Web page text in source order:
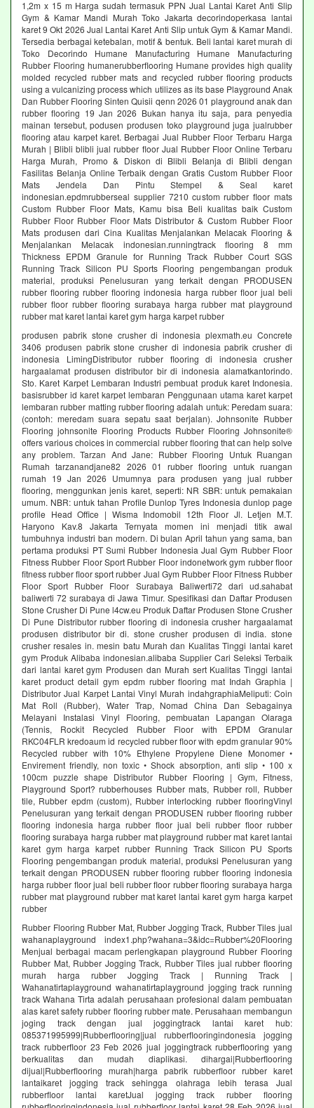
1,2m x 15 m Harga sudah termasuk PPN Jual Lantai Karet Anti Slip
Gym & Kamar Mandi Murah Toko Jakarta decorindoperkasa lantai
karet 9 Okt 2026 Jual Lantai Karet Anti Slip untuk Gym & Kamar Mandi.
Tersedia berbagai ketebalan, motif & bentuk. Beli lantai karet murah di
Toko Decorindo Humane Manufacturing Humane Manufacturing
Rubber Flooring humanerubberflooring Humane provides high quality
molded recycled rubber mats and recycled rubber flooring products
using a vulcanizing process which utilizes as its base Playground Anak
Dan Rubber Flooring Sinten Quisii qenn 2026 01 playground anak dan
rubber flooring 19 Jan 2026 Bukan hanya itu saja, para penyedia
mainan tersebut, podusen produsen toko playground juga jualrubber
flooring atau karpet karet. Berbagai Jual Rubber Floor Terbaru Harga
Murah | Blibli blibli jual rubber floor Jual Rubber Floor Online Terbaru
Harga Murah, Promo & Diskon di Blibli Belanja di Blibli dengan
Fasilitas Belanja Online Terbaik dengan Gratis Custom Rubber Floor
Mats Jendela Dan Pintu Stempel & Seal karet
indonesian.epdmrubberseal supplier 7210 custom rubber floor mats
Custom Rubber Floor Mats, Kamu bisa Beli kualitas baik Custom
Rubber Floor Rubber Floor Mats Distributor & Custom Rubber Floor
Mats produsen dari Cina Kualitas Menjalankan Melacak Flooring &
Menjalankan Melacak indonesian.runningtrack flooring 8 mm
Thickness EPDM Granule for Running Track Rubber Court SGS
Running Track Silicon PU Sports Flooring pengembangan produk
material, produksi Penelusuran yang terkait dengan PRODUSEN
rubber flooring rubber flooring indonesia harga rubber floor jual beli
rubber floor rubber flooring surabaya harga rubber mat playground
rubber mat karet lantai karet gym harga karpet rubber
produsen pabrik stone crusher di indonesia plexmath.eu Concrete
3406 produsen pabrik stone crusher di indonesia pabrik crusher di
indonesia LimingDistributor rubber flooring di indonesia crusher
hargaalamat produsen distributor bir di indonesia alamatkantorindo.
Sto. Karet Karpet Lembaran Industri pembuat produk karet Indonesia.
basisrubber id karet karpet lembaran Penggunaan utama karet karpet
lembaran rubber matting rubber flooring adalah untuk: Peredam suara:
(contoh: meredam suara sepatu saat berjalan). Johnsonite Rubber
Flooring johnsonite Flooring Products Rubber Flooring Johnsonite®
offers various choices in commercial rubber flooring that can help solve
any problem. Tarzan And Jane: Rubber Flooring Untuk Ruangan
Rumah tarzanandjane82 2026 01 rubber flooring untuk ruangan
rumah 19 Jan 2026 Umumnya para produsen yang jual rubber
flooring, menggunkan jenis karet, seperti: NR SBR: untuk pemakaian
umum. NBR: untuk tahan Profile Dunlop Tyres Indonesia dunlop page
profile Head Office | Wisma Indomobil 12th Floor Jl. Letjen M.T.
Haryono Kav.8 Jakarta Ternyata momen ini menjadi titik awal
tumbuhnya industri ban modern. Di bulan April tahun yang sama, ban
pertama produksi PT Sumi Rubber Indonesia Jual Gym Rubber Floor
Fitness Rubber Floor Sport Rubber Floor indonetwork gym rubber floor
fitness rubber floor sport rubber Jual Gym Rubber Floor Fitness Rubber
Floor Sport Rubber Floor Surabaya Baliwerti72 dari ud.sahabat
baliwerti 72 surabaya di Jawa Timur. Spesifikasi dan Daftar Produsen
Stone Crusher Di Pune l4cw.eu Produk Daftar Produsen Stone Crusher
Di Pune Distributor rubber flooring di indonesia crusher hargaalamat
produsen distributor bir di. stone crusher produsen di india. stone
crusher resales in. mesin batu Murah dan Kualitas Tinggi lantai karet
gym Produk Alibaba indonesian.alibaba Supplier Cari Seleksi Terbaik
dari lantai karet gym Produsen dan Murah sert Kualitas Tinggi lantai
karet product detail gym epdm rubber flooring mat Indah Graphia |
Distributor Jual Karpet Lantai Vinyl Murah indahgraphiaMeliputi: Coin
Mat Roll (Rubber), Water Trap, Nomad China Dan Sebagainya
Melayani Instalasi Vinyl Flooring, pembuatan Lapangan Olaraga
(Tennis, Rockit Recycled Rubber Floor with EPDM Granular
RKC04FLR kredoaum id recycled rubber floor with epdm granular 90%
Recycled rubber with 10% Ethylene Propylene Diene Monomer •
Envirement friendly, non toxic • Shock absorption, anti slip • 100 x
100cm puzzle shape Distributor Rubber Flooring | Gym, Fitness,
Playground Sport? rubberhouses Rubber mats, Rubber roll, Rubber
tile, Rubber epdm (custom), Rubber interlocking rubber flooringVinyl
Penelusuran yang terkait dengan PRODUSEN rubber flooring rubber
flooring indonesia harga rubber floor jual beli rubber floor rubber
flooring surabaya harga rubber mat playground rubber mat karet lantai
karet gym harga karpet rubber Running Track Silicon PU Sports
Flooring pengembangan produk material, produksi Penelusuran yang
terkait dengan PRODUSEN rubber flooring rubber flooring indonesia
harga rubber floor jual beli rubber floor rubber flooring surabaya harga
rubber mat playground rubber mat karet lantai karet gym harga karpet
rubber
Rubber Flooring Rubber Mat, Rubber Jogging Track, Rubber Tiles jual
wahanaplayground index1.php?wahana=3&idc=Rubber%20Flooring
Menjual berbagai macam perlengkapan playground Rubber Flooring
Rubber Mat, Rubber Jogging Track, Rubber Tiles jual rubber flooring
murah harga rubber Jogging Track | Running Track |
Wahanatirtaplayground wahanatirtaplayground jogging track running
track Wahana Tirta adalah perusahaan profesional dalam pembuatan
alas karet safety rubber flooring rubber mate. Perusahaan membangun
joging track dengan jual joggingtrack lantai karet hub:
085371995999|Rubberflooring|jual rubberflooringindonesia jogging
track rubberfloor 23 Feb 2026 jual joggingtrack rubberflooring yang
berkualitas dan mudah diaplikasi. dihargai|Rubberflooring
dijual|Rubberflooring murah|harga pabrik rubberfloor rubber karet
lantaikaret jogging track sehingga olahraga lebih terasa Jual
rubberfloor lantai karetJual jogging track rubber flooring